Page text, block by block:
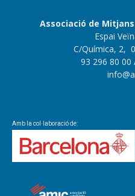
Associació de
Espai
C/Química, 2,
93 296 80 00
Amb la col·laboració de: